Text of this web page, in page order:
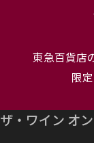
東急百貨店
限
ザ・ワイン オ